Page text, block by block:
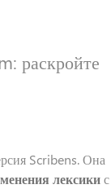
раскройте
Scribens. Она
лексикис